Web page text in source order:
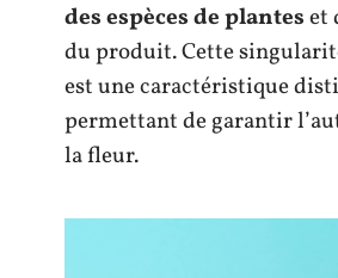
des espèces de planteset
du produit. Cette
est une caractéristique
permettant de garantir
la fleur.